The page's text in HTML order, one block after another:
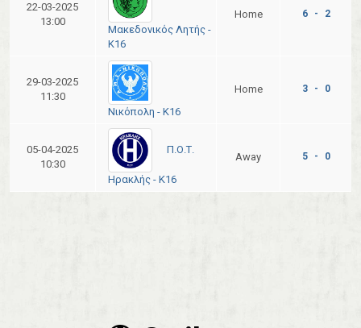
22-03-2025
13:00
Μακεδονικός Λητής -
Κ16
Home 6 - 2
29-03-2025
11:30
Νικόπολη - Κ16
Home 3 - 0
05-04-2025
10:30
Π.Ο.Τ.
Ηρακλής - Κ16
Away 5 - 0